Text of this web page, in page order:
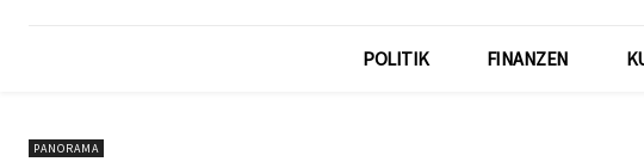
POLITIK FINANZEN
PANORAMA